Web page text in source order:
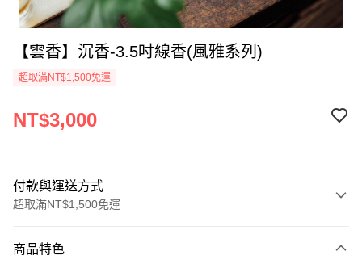
【雲香】沉香-3.5吋線香(風雅系列)
超取滿NT$1,500免運
NT$3,000
付款與運送方式
超取滿NT$1,500免運
商品特色